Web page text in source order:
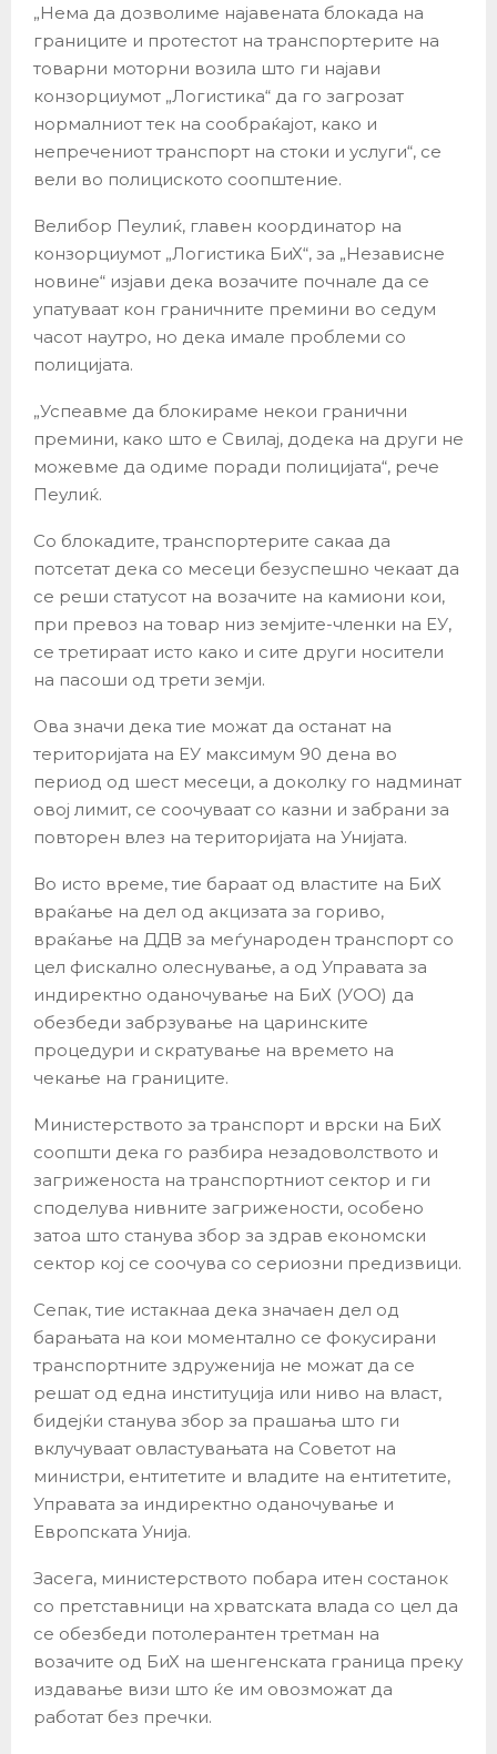
„Нема да дозволиме најавената блокада на
границите и протестот на транспортерите на
товарни моторни возила што ги најави
конзорциумот „Логистика“ да го загрозат
нормалниот тек на сообраќајот, како и
непречениот транспорт на стоки и услуги“, се
вели во полициското соопштение.
Велибор Пеулиќ, главен координатор на
конзорциумот „Логистика БиХ“, за „Независне
новине“ изјави дека возачите почнале да се
упатуваат кон граничните премини во седум
часот наутро, но дека имале проблеми со
полицијата.
„Успеавме да блокираме некои гранични
премини, како што е Свилај, додека на други не
можевме да одиме поради полицијата“, рече
Пеулиќ.
Со блокадите, транспортерите сакаа да
потсетат дека со месеци безуспешно чекаат да
се реши статусот на возачите на камиони кои,
при превоз на товар низ земјите-членки на ЕУ,
се третираат исто како и сите други носители
на пасоши од трети земји.
Ова значи дека тие можат да останат на
територијата на ЕУ максимум 90 дена во
период од шест месеци, а доколку го надминат
овој лимит, се соочуваат со казни и забрани за
повторен влез на територијата на Унијата.
Во исто време, тие бараат од властите на БиХ
враќање на дел од акцизата за гориво,
враќање на ДДВ за меѓународен транспорт со
цел фискално олеснување, а од Управата за
индиректно оданочување на БиХ (УОО) да
обезбеди забрзување на царинските
процедури и скратување на времето на
чекање на границите.
Министерството за транспорт и врски на БиХ
соопшти дека го разбира незадоволството и
загриженоста на транспортниот сектор и ги
споделува нивните загрижености, особено
затоа што станува збор за здрав економски
сектор кој се соочува со сериозни предизвици.
Сепак, тие истакнаа дека значаен дел од
барањата на кои моментално се фокусирани
транспортните здруженија не можат да се
решат од една институција или ниво на власт,
бидејќи станува збор за прашања што ги
вклучуваат овластувањата на Советот на
министри, ентитетите и владите на ентитетите,
Управата за индиректно оданочување и
Европската Унија.
Засега, министерството побара итен состанок
со претставници на хрватската влада со цел да
се обезбеди потолерантен третман на
возачите од БиХ на шенгенската граница преку
издавање визи што ќе им овозможат да
работат без пречки.